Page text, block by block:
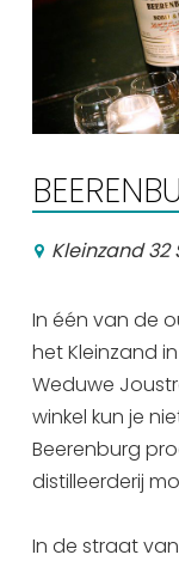
En meer
De Friese meren
Routes
Veel
Top 10 leuke
Kleinzand 32
In één van de
het Kleinzand
Weduwe
winkel kun je
Beerenburg
distilleerderij
In de straat